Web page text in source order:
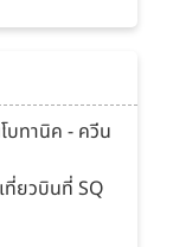
บทานิค - ควีน
ที่ยวบินที่ SQ